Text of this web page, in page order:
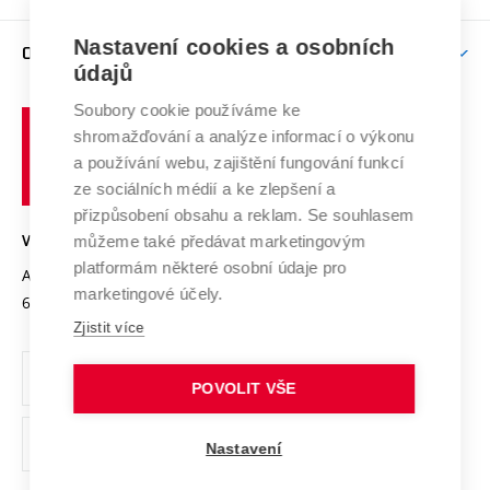
E-přihláška
Závěrečné práce
Doktorské studium
Studium bez bariér
Podpora podnikání
Mezinárodní vědecká rada
Systém zajišťování kvality výzkumu
Výzkumné infrastruktury
Transfer znalostí
Open Science
Projekty
Projekty ze strukturálních fondů
Specifický výzkum
Zahraniční spolupráce
Spolupráce se školami
Služby univerzity
Mezinárodní dohody
Univerzitní sítě
O UNIVERZITĚ
Profil univerzity
Udržitelná univerzita
Podnikavá univerzita / ContriBUTe
Bezpečná univerzita
Vyznamenání
Organizační struktura
Ochrana osobních údajů
odkaz)
učení
technické
VYSOKÉ UČENÍ TECHNICKÉ V BRNĚ
Antonínská 548/1
602 00 Brno
www.vut.cz
vut@vutbr.cz
Nastavení cookies a osobních
údajů
Soubory cookie používáme ke
shromažďování a analýze informací o výkonu
a používání webu, zajištění fungování funkcí
ze sociálních médií a ke zlepšení a
přizpůsobení obsahu a reklam. Se souhlasem
můžeme také předávat marketingovým
platformám některé osobní údaje pro
marketingové účely.
Zjistit více
POVOLIT VŠE
Nastavení